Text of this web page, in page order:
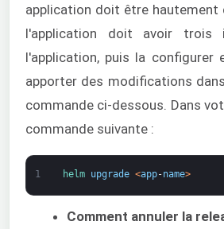
application doit être hautement
l'application doit avoir trois
l'application, puis la configurer
apporter des modifications
commande ci-dessous. Dans
commande suivante :
1 helm upgrade <app-name>
Comment annuler la